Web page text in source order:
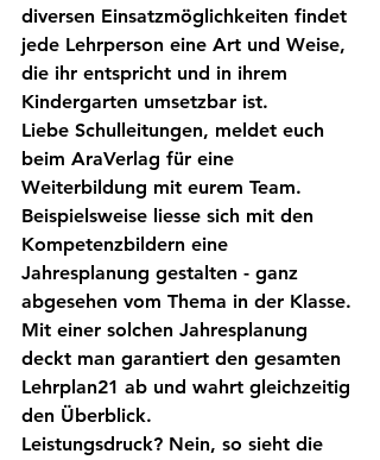
diversen Einsatzmöglichkeiten findet
jede Lehrperson eine Art und Weise,
die ihr entspricht und in ihrem
Kindergarten umsetzbar ist.
Liebe Schulleitungen, meldet euch
beim AraVerlag für eine
Weiterbildung mit eurem Team.
Beispielsweise liesse sich mit den
Kompetenzbildern eine
Jahresplanung gestalten - ganz
abgesehen vom Thema in der Klasse.
Mit einer solchen Jahresplanung
deckt man garantiert den gesamten
Lehrplan21 ab und wahrt gleichzeitig
den Überblick.
Leistungsdruck? Nein, so sieht die